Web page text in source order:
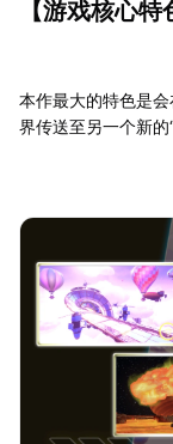
【游戏核心特
本作最大的特色是
界传送至另一个新的